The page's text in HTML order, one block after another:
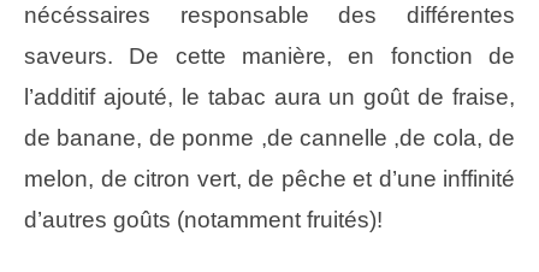
nécéssaires responsable des différentes
saveurs. De cette manière, en fonction de
l’additif ajouté, le tabac aura un goût de fraise,
de banane, de ponme ,de cannelle ,de cola, de
melon, de citron vert, de pêche et d’une inffinité
d’autres goûts (notamment fruités)!